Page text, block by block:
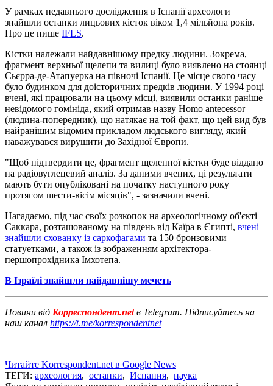
У рамках недавнього дослідження в Іспанії археологи
знайшли останки лицьових кісток віком 1,4 мільйона років.
Про це пише IFLS.
Кістки належали найдавнішому предку людини. Зокрема,
фрагмент верхньої щелепи та вилиці було виявлено на стоянці
Сьєрра-де-Атапуерка на півночі Іспанії. Це місце свого часу
було будинком для доісторичних предків людини. У 1994 році
вчені, які працювали на цьому місці, виявили останки раніше
невідомого гомініда, який отримав назву Homo antecessor
(людина-попередник), що натякає на той факт, що цей вид був
найранішим відомим прикладом людського вигляду, який
наважувався вирушити до Західної Європи.
"Щоб підтвердити це, фрагмент щелепної кістки буде віддано
на радіовуглецевий аналіз. За даними вчених, ці результати
мають бути опубліковані на початку наступного року
протягом шести-вісім місяців", - зазначили вчені.
Нагадаємо, під час своїх розкопок на археологічному об'єкті
Саккара, розташованому на південь від Каїра в Єгипті, вчені
знайшли схованку із саркофагами та 150 бронзовими
статуетками, а також із зображенням архітектора-
першопрохідника Імхотепа.
В Ізраїлі знайшли найдавнішу мечеть
Новини від Корреспондент.netв Telegram. Підписуйтесь на
наш канал https://t.me/korrespondentnet
Читайте Korrespondent.net в Google News
ТЕГИ: археология, останки, Испания, наука